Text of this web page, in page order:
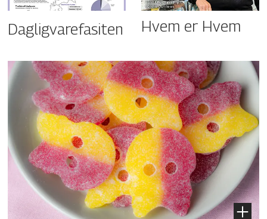
Dagligvarefasiten Hvem er Hvem